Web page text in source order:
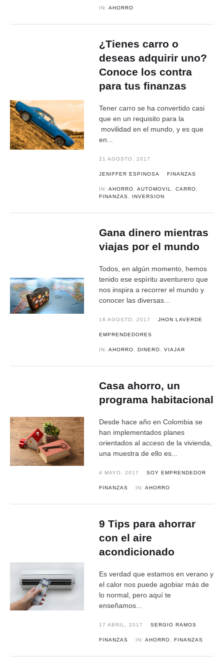
IN:AHORRO
¿Tienes carro o
deseas adquirir uno?
Conoce los contra
para tus finanzas
Tener carro se ha convertido casi
que en un requisito para la
movilidad en el mundo, y es que
en...
21 AGOSTO, 2017
JENIFFER ESPINOSA FINANZAS
IN:AHORRO ,AUTOMOVIL ,CARRO
FINANZAS
INVERSION
Gana dinero mientras
viajas por el mundo
Todos, en algún momento, hemos
tenido ese espíritu aventurero que
nos inspira a recorrer el mundo y
conocer las diversas...
18 AGOSTO, 2017 JHON LAVERDE
EMPRENDEDORES
IN:AHORRO ,DINERO ,VIAJAR
Casa ahorro, un
programa habitacional
Desde hace año en Colombia se
han implementados planes
orientados al acceso de la vivienda,
una muestra de ello es...
4 MAYO, 2017 SOY EMPRENDEDOR
FINANZAS IN:AHORRO
9 Tips para ahorrar
con el aire
acondicionado
Es verdad que estamos en verano y
el calor nos puede agobiar más de
lo normal, pero aquí te
enseñamos...
17 ABRIL, 2017 SERGIO RAMOS
FINANZAS IN:AHORRO ,FINANZAS